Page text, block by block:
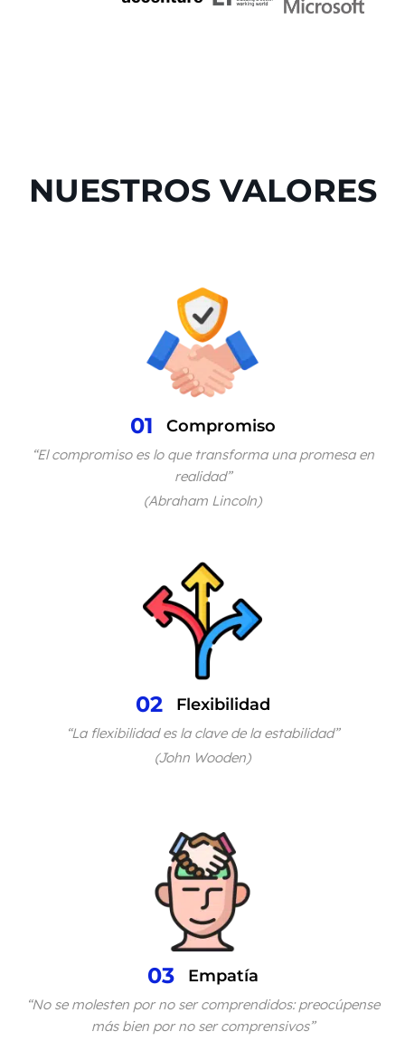
NUESTROS VALORES
01 Compromiso
“El compromiso es lo que transforma una promesa en
realidad”
(Abraham Lincoln)
02 Flexibilidad
“La flexibilidad es la clave de la estabilidad”
(John Wooden)
03 Empatía
“No se molesten por no ser comprendidos: preocúpense
más bien por no ser comprensivos”